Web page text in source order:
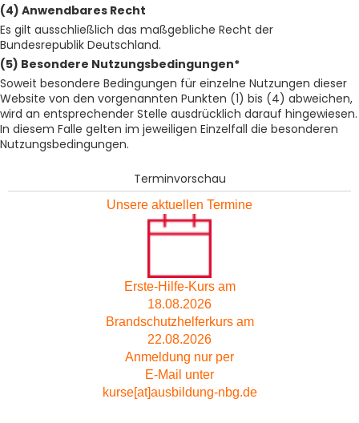
(4) Anwendbares Recht
Es gilt ausschließlich das maßgebliche Recht der
Bundesrepublik Deutschland.
(5) Besondere Nutzungsbedingungen*
Soweit besondere Bedingungen für einzelne Nutzungen dieser
Website von den vorgenannten Punkten (1) bis (4) abweichen,
wird an entsprechender Stelle ausdrücklich darauf hingewiesen.
In diesem Falle gelten im jeweiligen Einzelfall die besonderen
Nutzungsbedingungen.
Terminvorschau
Unsere aktuellen Termine
Erste-Hilfe-Kurs am
18.08.2026
Brandschutzhelferkurs am
22.08.2026
Anmeldung nur per
E-Mail unter
kurse[at]ausbildung-nbg.de